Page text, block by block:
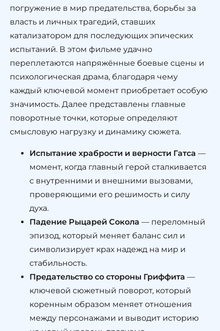
погружение в мир предательства, борьбы за
власть и личных трагедий, ставших
катализатором для последующих эпических
испытаний. В этом фильме удачно
переплетаются напряжённые боевые сцены и
психологическая драма, благодаря чему
каждый ключевой момент приобретает особую
значимость. Далее представлены главные
поворотные точки, которые определяют
смысловую нагрузку и динамику сюжета.
Испытание храбрости и верности Гатса —
момент, когда главный герой сталкивается
с внутренними и внешними вызовами,
проверяющими его решимость и силу
духа.
Падение Рыцарей Сокола — переломный
эпизод, который меняет баланс сил и
символизирует крах надежд на мир и
стабильность.
Предательство со стороны Гриффита —
ключевой сюжетный поворот, который
коренным образом меняет отношения
между персонажами и выводит историю